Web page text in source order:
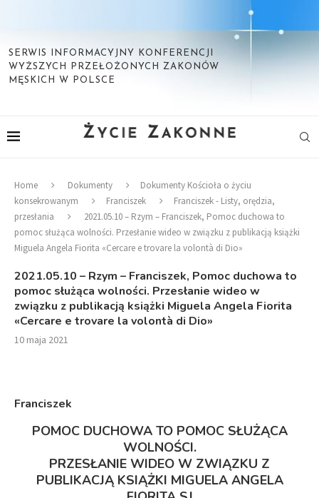
SERWIS INFORMACYJNY KONFERENCJI
WYŻSZYCH PRZEŁOŻONYCH ZAKONÓW
MĘSKICH W POLSCE
Home Dokumenty
Dokumenty Kościoła o życiu
konsekrowanym
Franciszek
Franciszek - Listy, orędzia,
przesłania
2021.05.10 – Rzym – Franciszek, Pomoc duchowa to
pomoc służąca wolności. Przesłanie wideo w związku z publikacją książki
Miguela Angela Fiorita «Cercare e trovare la volontà di Dio»
2021.05.10 – Rzym – Franciszek, Pomoc duchowa to
pomoc służąca wolności. Przesłanie wideo w
związku z publikacją książki Miguela Angela Fiorita
«Cercare e trovare la volontà di Dio»
10 maja 2021
Franciszek
POMOC DUCHOWA TO POMOC SŁUŻĄCA
WOLNOŚCI.
PRZESŁANIE WIDEO W ZWIĄZKU Z
PUBLIKACJĄ KSIĄŻKI MIGUELA ANGELA